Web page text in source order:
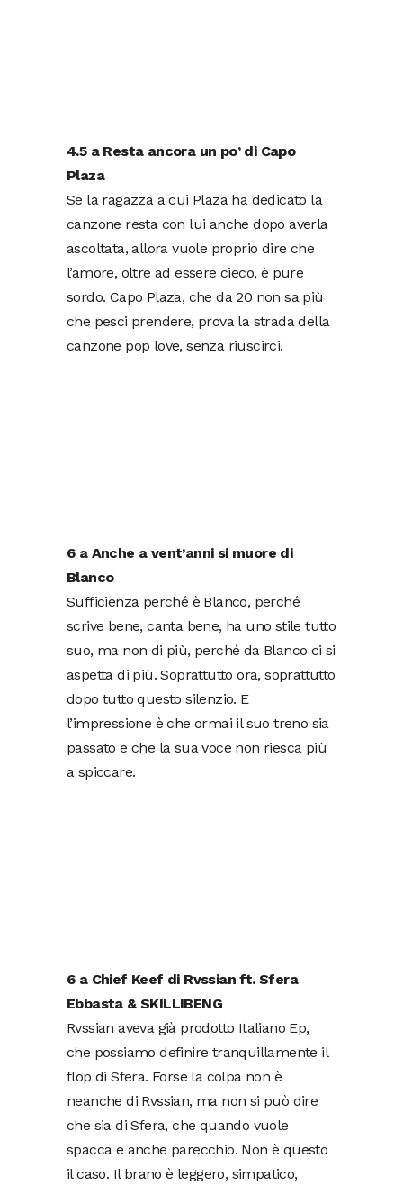
4.5 a Resta ancora un po’ di Capo
Plaza
Se la ragazza a cui Plaza ha dedicato la
canzone resta con lui anche dopo averla
ascoltata, allora vuole proprio dire che
l’amore, oltre ad essere cieco, è pure
sordo. Capo Plaza, che da 20 non sa più
che pesci prendere, prova la strada della
canzone pop love, senza riuscirci.
6 a Anche a vent’anni si muore di
Blanco
Sufficienza perché è Blanco, perché
scrive bene, canta bene, ha uno stile tutto
suo, ma non di più, perché da Blanco ci si
aspetta di più. Soprattutto ora, soprattutto
dopo tutto questo silenzio. E
l’impressione è che ormai il suo treno sia
passato e che la sua voce non riesca più
a spiccare.
6 a Chief Keef di Rvssian ft. Sfera
Ebbasta & SKILLIBENG
Rvssian aveva già prodotto Italiano Ep,
che possiamo definire tranquillamente il
flop di Sfera. Forse la colpa non è
neanche di Rvssian, ma non si può dire
che sia di Sfera, che quando vuole
spacca e anche parecchio. Non è questo
il caso. Il brano è leggero, simpatico,